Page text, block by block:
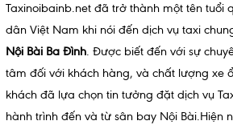
Taxinoibainb.net đã trở thành một tên tuổi
dân Việt Nam khi nói đến dịch vụ taxi
Nội Bài Ba Đình. Được biết đến với sự
tâm đối với khách hàng, và chất lượng xe
khách đã lựa chọn tin tưởng đặt dịch vụ
hành trình đến và từ sân bay Nội Bài.Hiện